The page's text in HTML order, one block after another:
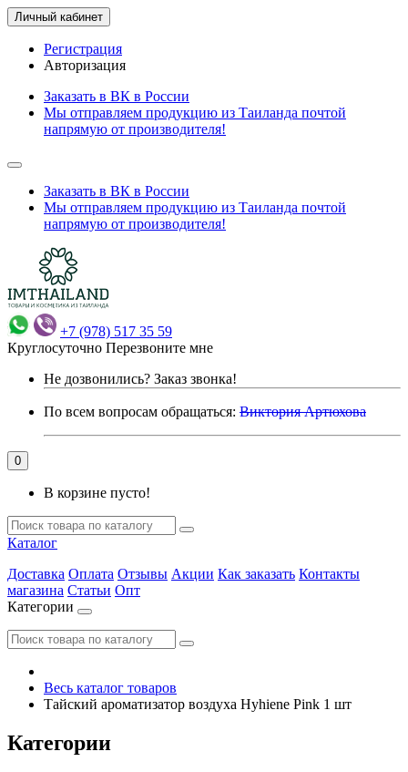
Личный кабинет
Регистрация
Авторизация
Заказать в ВК в России
Мы отправляем продукцию из Таиланда почтой
напрямую от производителя!
Заказать в ВК в России
Мы отправляем продукцию из Таиланда почтой
напрямую от производителя!
+7 (978) 517 35 59
Круглосуточно Перезвоните мне
Не дозвонились? Заказ звонка!
По всем вопросам обращаться: Виктория Артюхова
0
В корзине пусто!
Каталог
Доставка Оплата Отзывы Акции Как заказать Контакты
магазина Статьи Опт
Категории
Весь каталог товаров
Тайский ароматизатор воздуха Hyhiene Pink 1 шт
Категории